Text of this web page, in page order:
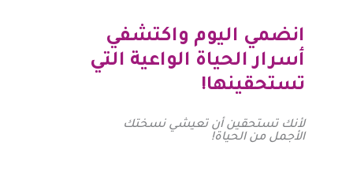
انضمي اليوم واكتشفي
أسرار الحياة الواعية التي
تستحقينها!
لأنك تستحقين أن تعيشي نسختك
الأجمل من الحياة!